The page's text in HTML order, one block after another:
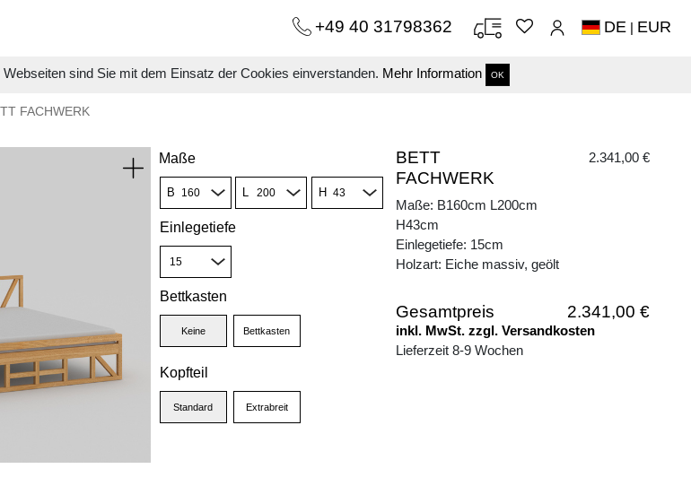
sind Sie mit dem Einsatz der Cookies einverstanden. Mehr Information OK
+49 40 31798362 DE | EUR
FACHWERK
Maße
B L H
Einlegetiefe
Bettkasten
Keine Bettkasten
Kopfteil
Standard Extrabreit
BETT
FACHWERK
2.341,00 €
Maße: B160cm L200cm
H43cm
Einlegetiefe: 15cm
Holzart: Eiche massiv, geölt
Gesamtpreis 2.341,00 €
inkl. MwSt. zzgl. Versandkosten
Lieferzeit 8-9 Wochen